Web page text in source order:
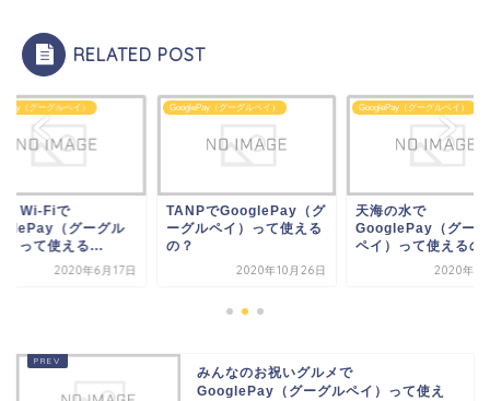
RELATED POST
（グーグルペイ）
でGooglePay（グ
ルペイ）って使える
2020年10月26日
GooglePay（グーグルペイ）
天海の水で
GooglePay（グーグル
ペイ）って使えるの？
2020年11月8日
GooglePay（グーグルペイ）
STAR Wi-Fiで
GooglePay（グー
ペイ）って使える...
2020年6
みんなのお祝いグルメで
GooglePay（グーグルペイ）って使え